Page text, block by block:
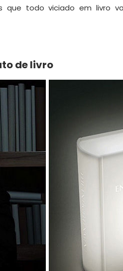
que todo viciado em livro
de livro